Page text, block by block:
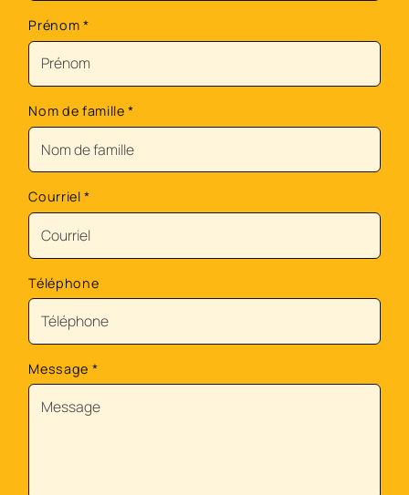
Prénom *
Nom de famille*
Courriel*
Téléphone
Message *